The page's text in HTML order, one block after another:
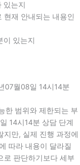
있는지
재 안내되는 내용인
이 있는지
07월08일 14시14분
한 범위와 제한되는 부
14시14분 상담 단계
지만, 실제 진행 과정에
따라 내용이 달라질
로 판단하기보다 세부